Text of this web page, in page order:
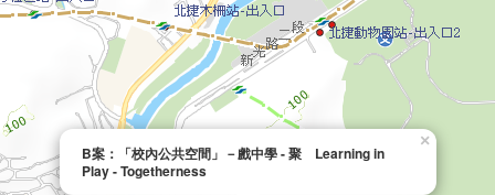
B案：「校內公共空間」－戲中學 - 聚 Learning in
Play - Togetherness
×